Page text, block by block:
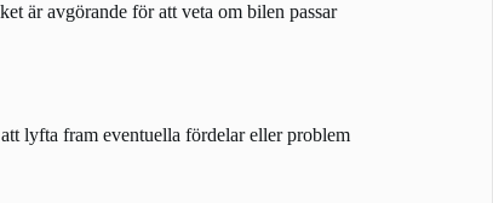
är avgörande för att veta om bilen passar
lyfta fram eventuella fördelar eller problem